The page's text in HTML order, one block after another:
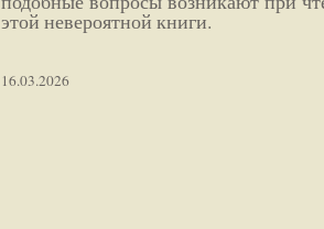
этой невероятной книги.
16.03.2026